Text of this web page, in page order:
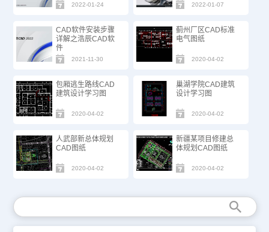
2022-01-24 2022-01-07
CAD软件安装步骤
详解之浩辰CAD软
件
2021-11-30
蓟州厂区CAD标准
电气图纸
2020-04-02
包厢逃生路线CAD
建筑设计学习图
2020-04-02
巢湖学院CAD建筑
设计学习图
2020-04-02
人武部新总体规划
CAD图纸
2020-04-02
新疆某项目修建总
体规划CAD图纸
2020-04-02